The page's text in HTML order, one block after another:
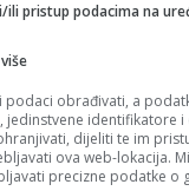
ili pristup podacima na
podaci obrađivati, a
jedinstvene identifikatore
dijeliti te im
ova web-lokacija.
precizne podatke o